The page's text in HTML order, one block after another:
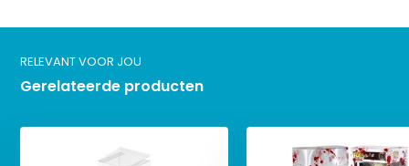
RELEVANT VOOR JOU
Gerelateerde producten